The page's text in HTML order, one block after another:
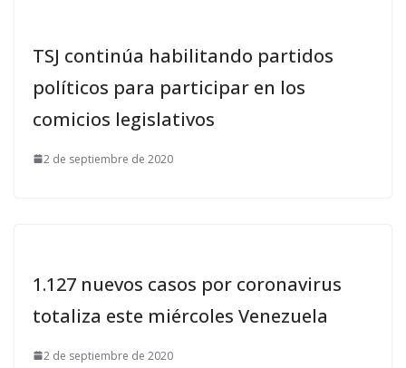
TSJ continúa habilitando partidos
políticos para participar en los
comicios legislativos
2 de septiembre de 2020
1.127 nuevos casos por coronavirus
totaliza este miércoles Venezuela
2 de septiembre de 2020